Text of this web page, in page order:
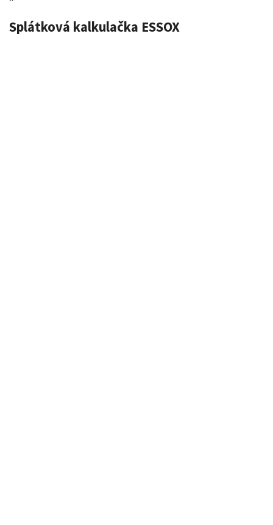
Splátková kalkulačka ESSOX